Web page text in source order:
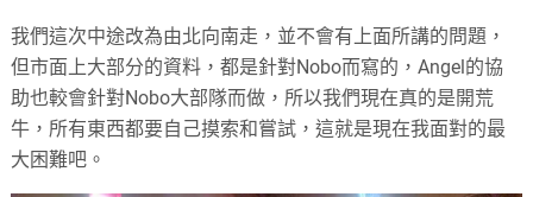
我們這次中途改為由北向南走，並不會有上面所講的問題，
但市面上大部分的資料，都是針對Nobo而寫的，Angel的協
助也較會針對Nobo大部隊而做，所以我們現在真的是開荒
牛，所有東西都要自己摸索和嘗試，這就是現在我面對的最
大困難吧。